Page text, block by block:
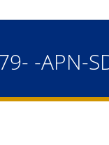
-APN-